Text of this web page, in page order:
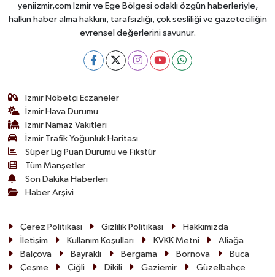
yeniizmir,com İzmir ve Ege Bölgesi odaklı özgün haberleriyle,
halkın haber alma hakkını, tarafsızlığı, çok sesliliği ve gazeteciliğin
evrensel değerlerini savunur.
İzmir Nöbetçi Eczaneler
İzmir Hava Durumu
İzmir Namaz Vakitleri
İzmir Trafik Yoğunluk Haritası
Süper Lig Puan Durumu ve Fikstür
Tüm Manşetler
Son Dakika Haberleri
Haber Arşivi
Çerez Politikası Gizlilik Politikası
Hakkımızda
İletişim
Kullanım Koşulları KVKK Metni
Aliağa
Balçova
Bayraklı Bergama Bornova
Buca
Çeşme
Çiğli Dikili Gaziemir
Güzelbahçe